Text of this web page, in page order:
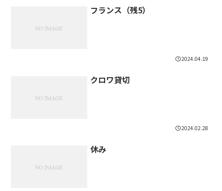
フランス（残5）
2024.04.19
クロワ貸切
2024.02.28
休み